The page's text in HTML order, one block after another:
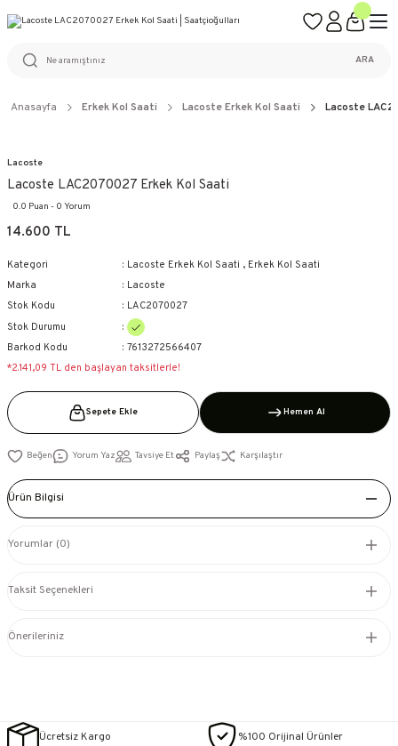
%100 ORİJİNAL ÜRÜN GARANTİSİ
ARA
Anasayfa Erkek Kol Saati Lacoste Erkek Kol Saati Lacoste
Lacoste
Lacoste LAC2070027 Erkek Kol Saati
0.0 Puan - 0 Yorum
14.600 TL
Kategori Lacoste Erkek Kol Saati , Erkek Kol Saati
Marka
Lacoste
Stok Kodu
LAC2070027
Stok Durumu
Barkod Kodu
7613272566407
*2.141,09 TL den başlayan taksitlerle!
Sepete Ekle Hemen Al
Yorum Yaz Tavsiye Et Paylaş Karşılaştır
Ürün Bilgisi
Yorumlar (0)
Taksit Seçenekleri
Önerileriniz
Ücretsiz Kargo %100 Orijinal Ürünler